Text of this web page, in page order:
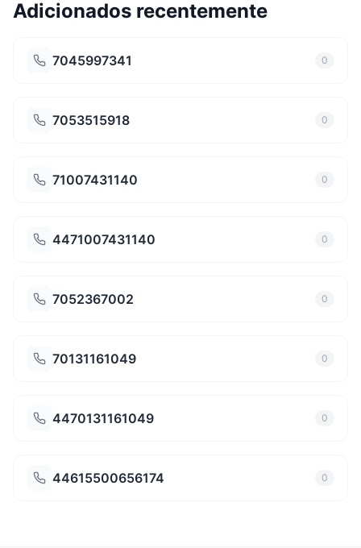
Adicionados recentemente
7045997341 0
7053515918 0
71007431140 0
4471007431140 0
7052367002 0
70131161049 0
4470131161049 0
44615500656174 0